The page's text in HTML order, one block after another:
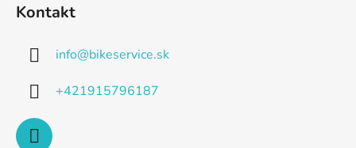
Kontakt
info@bikeservice.sk
+421915796187